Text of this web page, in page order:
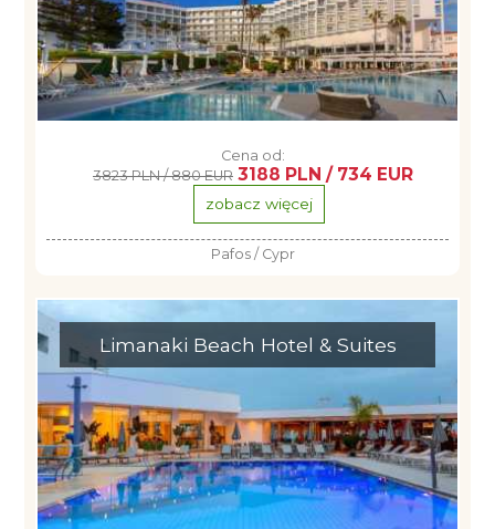
Cena od:
3823 PLN / 880 EUR 3188 PLN / 734 EUR
zobacz więcej
Pafos / Cypr
Limanaki Beach Hotel & Suites